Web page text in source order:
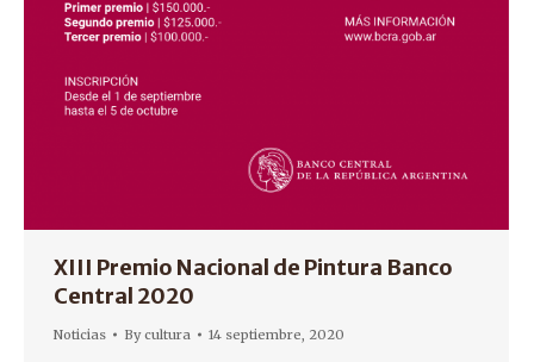
XIII Premio Nacional de Pintura Banco
Central 2020
Noticias Bycultura 14 septiembre, 2020